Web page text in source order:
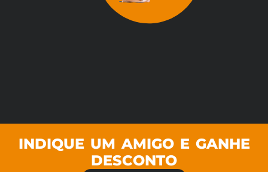
INDIQUE UM AMIGO E GANHE
DESCONTO